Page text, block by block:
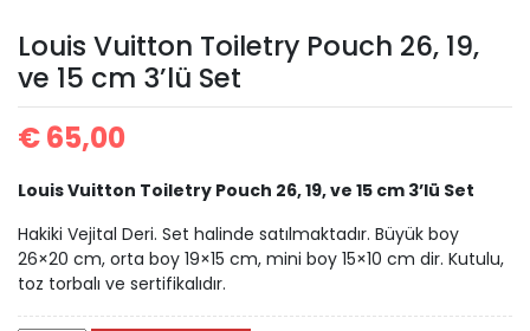
Pouch 26, 19, ve 15 cm
3’lü Set
Louis Vuitton Toiletry Pouch 26, 19,
ve 15 cm 3’lü Set
€65,00
Louis Vuitton Toiletry Pouch 26, 19, ve 15 cm 3’lü Set
Hakiki Vejital Deri. Set halinde satılmaktadır. Büyük boy
26×20 cm, orta boy 19×15 cm, mini boy 15×10 cm dir. Kutulu,
toz torbalı ve sertifikalıdır.